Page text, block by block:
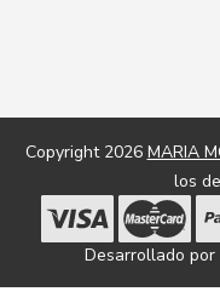
Copyright 2026 MARIA
los
Desarrollado por